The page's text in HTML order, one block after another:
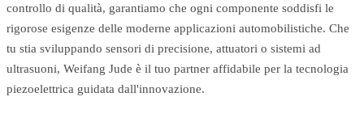
controllo di qualità, garantiamo che ogni componente soddisfi le
rigorose esigenze delle moderne applicazioni automobilistiche. Che
tu stia sviluppando sensori di precisione, attuatori o sistemi ad
ultrasuoni, Weifang Jude è il tuo partner affidabile per la tecnologia
piezoelettrica guidata dall'innovazione.